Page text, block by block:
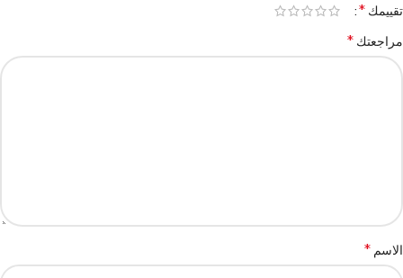
تقييمك *
مراجعتك *
الاسم *